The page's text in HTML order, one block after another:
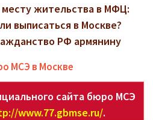
месту жительства в МФЦ:
выписаться в Москве?
РФ армянину
МСЭ в Москве
сайта бюро МСЭ
www.77.gbmse.ru/.